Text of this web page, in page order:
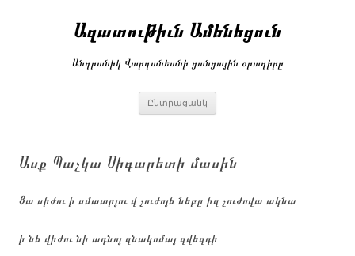
Ազատութիւն Ամենեցուն
Անդրանիկ Վարդանեանի ցանցային օրագիրը
Ընտրացանկ
Ասք Պաչկա Սիգարետի մասին
Յա սիժու ի սմատրյու վ չուժոյե նեբը իզ չուժովա ակնա
ի նե վիժու նի ադնոյ զնակոմայ զվեզդի